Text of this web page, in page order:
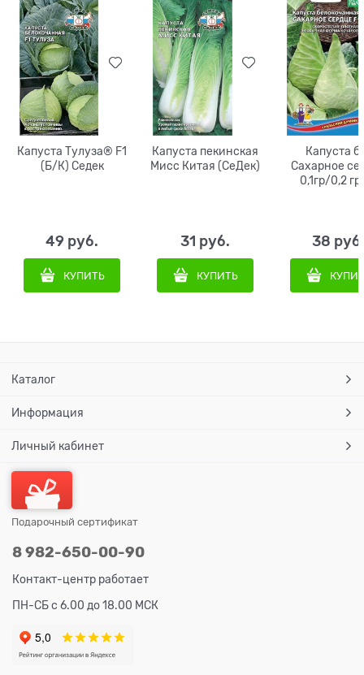
Капуста Тулуза® F1
(Б/К) Седек
49 руб.
КУПИТЬ
Капуста пекинская
Мисс Китая (СеДек)
31 руб.
КУПИТЬ
Капуста
Сахарное
0,1гр/0,2
38
Каталог
Информация
Личный кабинет
Подарочный сертификат
8 982-650-00-90
Контакт-центр работает
ПН-СБ с 6.00 до 18.00 МСК